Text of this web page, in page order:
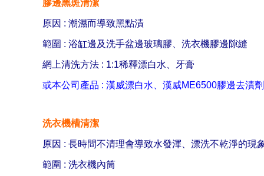
膠邊黑斑清潔
原因 : 潮濕而導致黑點漬
範圍 : 浴缸邊及洗手盆邊玻璃膠、洗衣機膠邊隙縫
網上清洗方法 : 1:1稀釋漂白水、牙膏
或本公司產品 : 漢威漂白水、漢威ME6500膠邊去漬劑
洗衣機槽清潔
原因 : 長時間不清理會導致水發渾、漂洗不乾淨的現
範圍 : 洗衣機內筒